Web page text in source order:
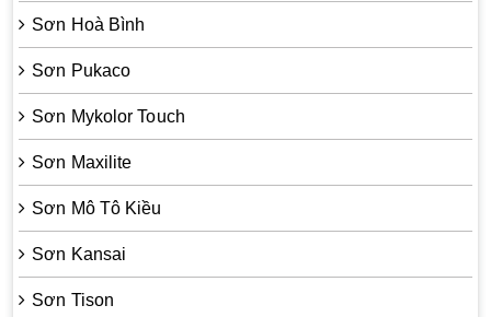
Sơn Hoà Bình
Sơn Pukaco
Sơn Mykolor Touch
Sơn Maxilite
Sơn Mô Tô Kiều
Sơn Kansai
Sơn Tison